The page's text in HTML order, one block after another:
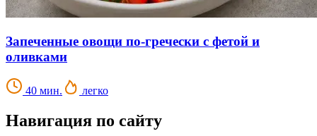
Запеченные овощи по-гречески с фетой и
оливками
40 мин. легко
Навигация по сайту